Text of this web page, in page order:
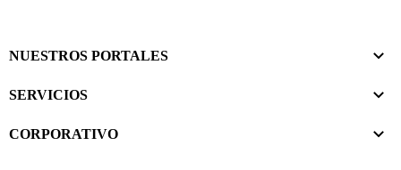
NUESTROS PORTALES
SERVICIOS
CORPORATIVO